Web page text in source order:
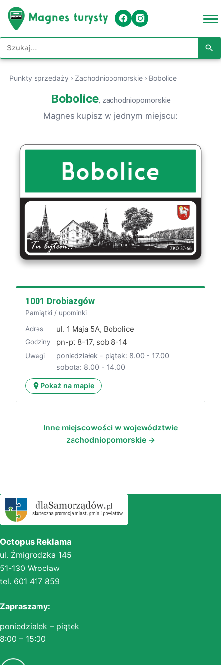
Szukaj w serwisie
Punkty sprzedaży › Zachodniopomorskie › Bobolice
Bobolice, zachodniopomorskie
Magnes kupisz w jednym miejscu:
1001 Drobiazgów
Pamiątki / upominki
Adres ul. 1 Maja 5A, Bobolice
Godziny pn-pt 8-17, sob 8-14
Uwagi
poniedziałek - piątek: 8.00 - 17.00
sobota: 8.00 - 14.00
Pokaż na mapie
Inne miejscowości w województwie
zachodniopomorskie →
Octopus Reklama
ul. Żmigrodzka 145
51-130 Wrocław
tel. 601 417 859
Zapraszamy:
poniedziałek – piątek
8:00 – 15:00